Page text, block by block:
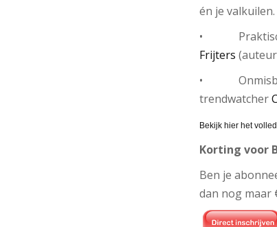
én je
• Praktische
Frijters
• Onmisbare
trendwatcher
Bekijk hier het
Korting voor
Ben je
dan nog maar